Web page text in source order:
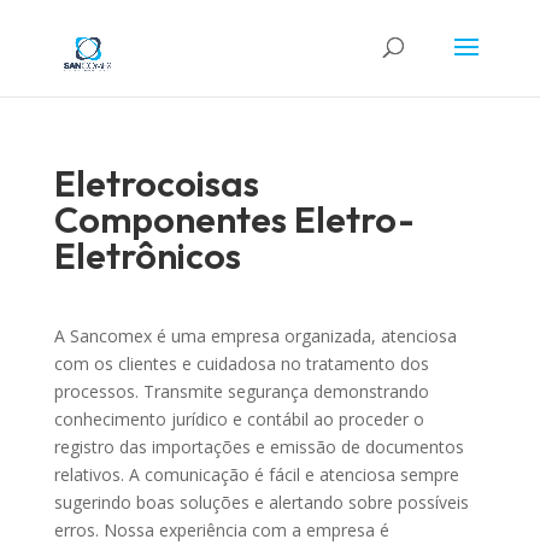
Eletrocoisas
Componentes Eletro-
Eletrônicos
A Sancomex é uma empresa organizada, atenciosa
com os clientes e cuidadosa no tratamento dos
processos. Transmite segurança demonstrando
conhecimento jurídico e contábil ao proceder o
registro das importações e emissão de documentos
relativos. A comunicação é fácil e atenciosa sempre
sugerindo boas soluções e alertando sobre possíveis
erros. Nossa experiência com a empresa é